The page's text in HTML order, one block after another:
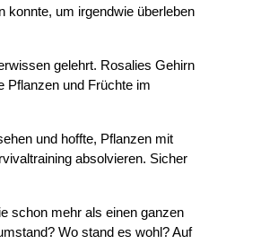
konnte, um irgendwie überleben
gelehrt. Rosalies Gehirn
Pflanzen und Früchte im
und hoffte, Pflanzen mit
absolvieren. Sicher
schon mehr als einen ganzen
Wo stand es wohl? Auf